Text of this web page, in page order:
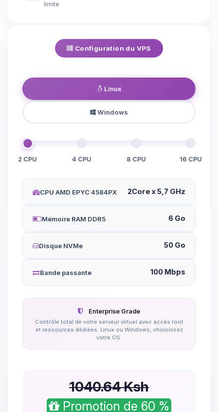
limite
Configuration du VPS
Linux
Windows
2 CPU 4 CPU 8 CPU 16 CPU
CPU AMD EPYC 4584PX 2Core x 5,7 GHz
Mémoire RAM DDR5 6 Go
Disque NVMe 50 Go
Bande passante 100 Mbps
Enterprise Grade
Contrôle total de votre serveur virtuel avec accès root
et ressources dédiées. Linux ou Windows, choisissez
votre OS.
1040.64 Ksh
Promotion de 60 %